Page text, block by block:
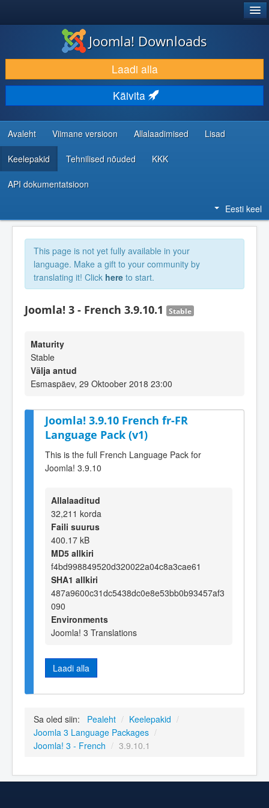
LAADI ALLA JA LAIENDA
AVASTA JA ÕPI
KOGUKOND JA KASUTAJATUGI
RESSURSID ARENDAJATELE
Joomla! Downloads
Laadi alla
Käivita
Avaleht Viimane versioon Allalaadimised Lisad
Keelepakid Tehnilised nõuded KKK
API dokumentatsioon
Eesti keel
This page is not yet fully available in your
language. Make a gift to your community by
translating it! Click here to start.
Joomla! 3 - French 3.9.10.1 Stable
Maturity
Stable
Välja antud
Esmaspäev, 29 Oktoober 2018 23:00
Joomla! 3.9.10 French fr-FR
Language Pack (v1)
This is the full French Language Pack for
Joomla! 3.9.10
Allalaaditud
32,211 korda
Faili suurus
400.17 kB
MD5 allkiri
f4bd998849520d320022a04c8a3cae61
SHA1 allkiri
487a9600c31dc5438dc0e8e53bb0b93457af3
090
Environments
Joomla! 3 Translations
Laadi alla
Sa oled siin: Pealeht / Keelepakid /
Joomla 3 Language Packages /
Joomla! 3 - French / 3.9.10.1